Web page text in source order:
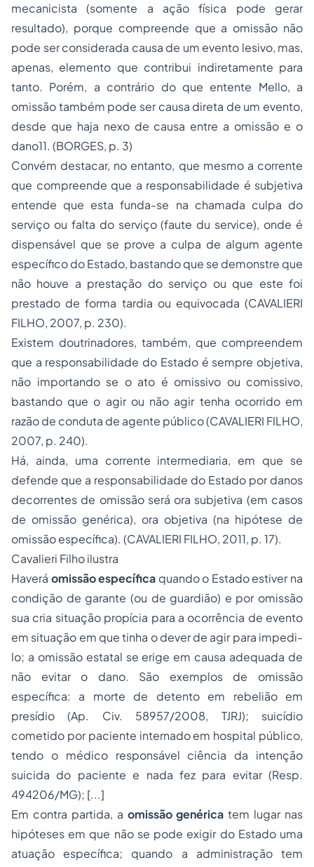
mecanicista (somente a ação física pode gerar
resultado), porque compreende que a omissão não
pode ser considerada causa de um evento lesivo, mas,
apenas, elemento que contribui indiretamente para
tanto. Porém, a contrário do que entente Mello, a
omissão também pode ser causa direta de um evento,
desde que haja nexo de causa entre a omissão e o
dano11. (BORGES, p. 3)
Convém destacar, no entanto, que mesmo a corrente
que compreende que a responsabilidade é subjetiva
entende que esta funda-se na chamada culpa do
serviço ou falta do serviço (faute du service), onde é
dispensável que se prove a culpa de algum agente
específico do Estado, bastando que se demonstre que
não houve a prestação do serviço ou que este foi
prestado de forma tardia ou equivocada (CAVALIERI
FILHO, 2007, p. 230).
Existem doutrinadores, também, que compreendem
que a responsabilidade do Estado é sempre objetiva,
não importando se o ato é omissivo ou comissivo,
bastando que o agir ou não agir tenha ocorrido em
razão de conduta de agente público (CAVALIERI FILHO,
2007, p. 240).
Há, ainda, uma corrente intermediaria, em que se
defende que a responsabilidade do Estado por danos
decorrentes de omissão será ora subjetiva (em casos
de omissão genérica), ora objetiva (na hipótese de
omissão específica). (CAVALIERI FILHO, 2011, p. 17).
Cavalieri Filho ilustra
Haverá omissão específica quando o Estado estiver na
condição de garante (ou de guardião) e por omissão
sua cria situação propícia para a ocorrência de evento
em situação em que tinha o dever de agir para impedi-
lo; a omissão estatal se erige em causa adequada de
não evitar o dano. São exemplos de omissão
específica: a morte de detento em rebelião em
presídio (Ap. Civ. 58957/2008, TJRJ); suicídio
cometido por paciente internado em hospital público,
tendo o médico responsável ciência da intenção
suicida do paciente e nada fez para evitar (Resp.
494206/MG); [...]
Em contra partida, a omissão genéricatem lugar nas
hipóteses em que não se pode exigir do Estado uma
atuação específica; quando a administração tem